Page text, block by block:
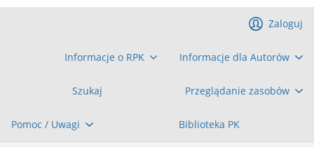
Informacje o RPK Informacje dla Autorów
Szukaj Przeglądanie zasobów
Pomoc / Uwagi Biblioteka PK
Zaloguj